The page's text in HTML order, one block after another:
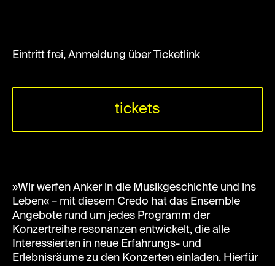
Eintritt frei, Anmeldung über Ticketlink
tickets
»Wir werfen Anker in die Musikgeschichte und ins
Leben« – mit diesem Credo hat das Ensemble
Angebote rund um jedes Programm der
Konzertreihe resonanzen entwickelt, die alle
Interessierten in neue Erfahrungs- und
Erlebnisräume zu den Konzerten einladen. Hierfür